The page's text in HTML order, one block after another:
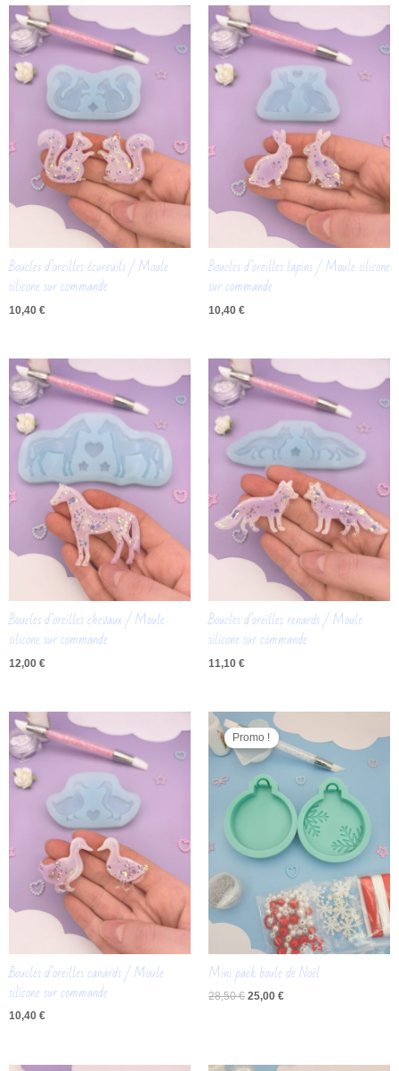
Boucles d’oreilles écureuils / Moule
silicone sur commande
10,40 €
Boucles d’oreilles lapins / Moule silicone
sur commande
10,40 €
Boucles d’oreilles chevaux / Moule
silicone sur commande
12,00 €
Boucles d’oreilles renards / Moule
silicone sur commande
11,10 €
Boucles d’oreilles canards / Moule
silicone sur commande
10,40 €
Promo !
Mini pack boule de Noël
28,50€
Le
prix
initial
était :
28,50 €.
25,00 €
prix
actuel
est :
25,00 €.